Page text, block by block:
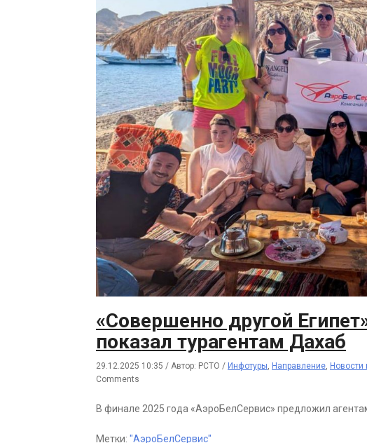
«Совершенно другой
показал турагентам Дахаб
29.12.2025 10:35 / Автор: РСТО / Инфотуры, Направление, Новости
Comments
В финале 2025 года «АэроБелСервис» предложил
Метки: "АэроБелСервис"